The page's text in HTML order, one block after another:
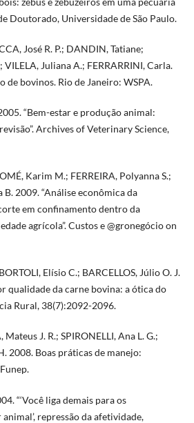
Doutorado, Universidade de São Paulo.
José R. P.; DANDIN, Tatiane;
Juliana A.; FERRARRINI, Carla.
de bovinos. Rio de Janeiro: WSPA.
“Bem-estar e produção animal:
Archives of Veterinary Science,
Karim M.; FERREIRA, Polyanna S.;
B. 2009. “Análise econômica da
em confinamento dentro da
agrícola”. Custos e @gronegócio on
Elísio C.; BARCELLOS, Júlio O. J.
qualidade da carne bovina: a ótica do
Rural, 38(7):2092-2096.
J. R.; SPIRONELLI, Ana L. G.;
2008. Boas práticas de manejo:
“‘Você liga demais para os
animal’, repressão da afetividade,